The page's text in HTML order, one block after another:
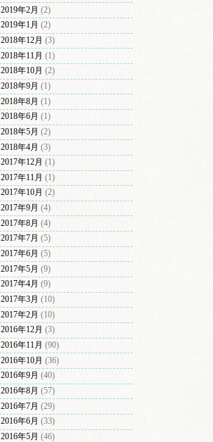
2019年2月 (2)
2019年1月 (2)
2018年12月 (3)
2018年11月 (1)
2018年10月 (2)
2018年9月 (1)
2018年8月 (1)
2018年6月 (1)
2018年5月 (2)
2018年4月 (3)
2017年12月 (1)
2017年11月 (1)
2017年10月 (2)
2017年9月 (4)
2017年8月 (4)
2017年7月 (5)
2017年6月 (5)
2017年5月 (9)
2017年4月 (9)
2017年3月 (10)
2017年2月 (10)
2016年12月 (3)
2016年11月 (90)
2016年10月 (36)
2016年9月 (40)
2016年8月 (57)
2016年7月 (29)
2016年6月 (33)
2016年5月 (46)